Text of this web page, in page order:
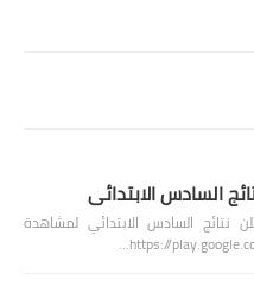
السادس الابتدائي
نتائج السادس الابتدائي لمشاهدة